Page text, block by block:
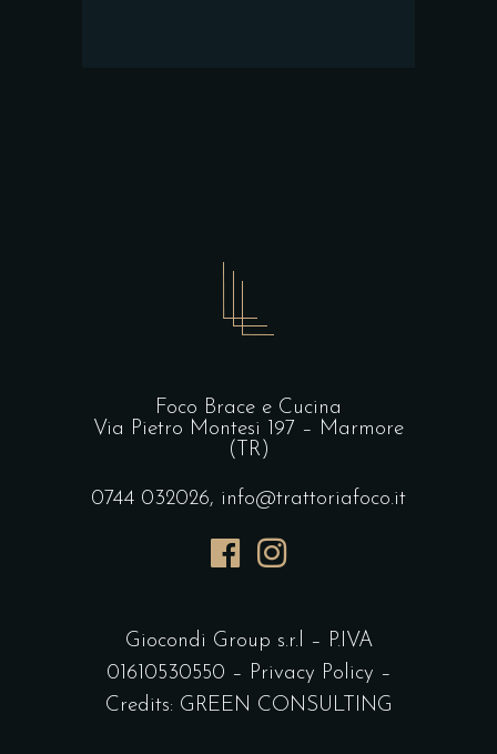
Foco Brace e Cucina
Via Pietro Montesi 197 – Marmore
(TR)
0744 032026, info@trattoriafoco.it
Giocondi Group s.r.l – P.IVA
01610530550 – Privacy Policy –
Credits: GREEN CONSULTING